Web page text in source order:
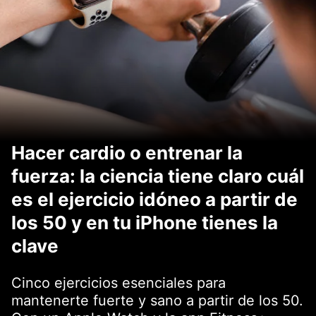
Hacer cardio o entrenar la
fuerza: la ciencia tiene claro cuál
es el ejercicio idóneo a partir de
los 50 y en tu iPhone tienes la
clave
Cinco ejercicios esenciales para
mantenerte fuerte y sano a partir de los 50.